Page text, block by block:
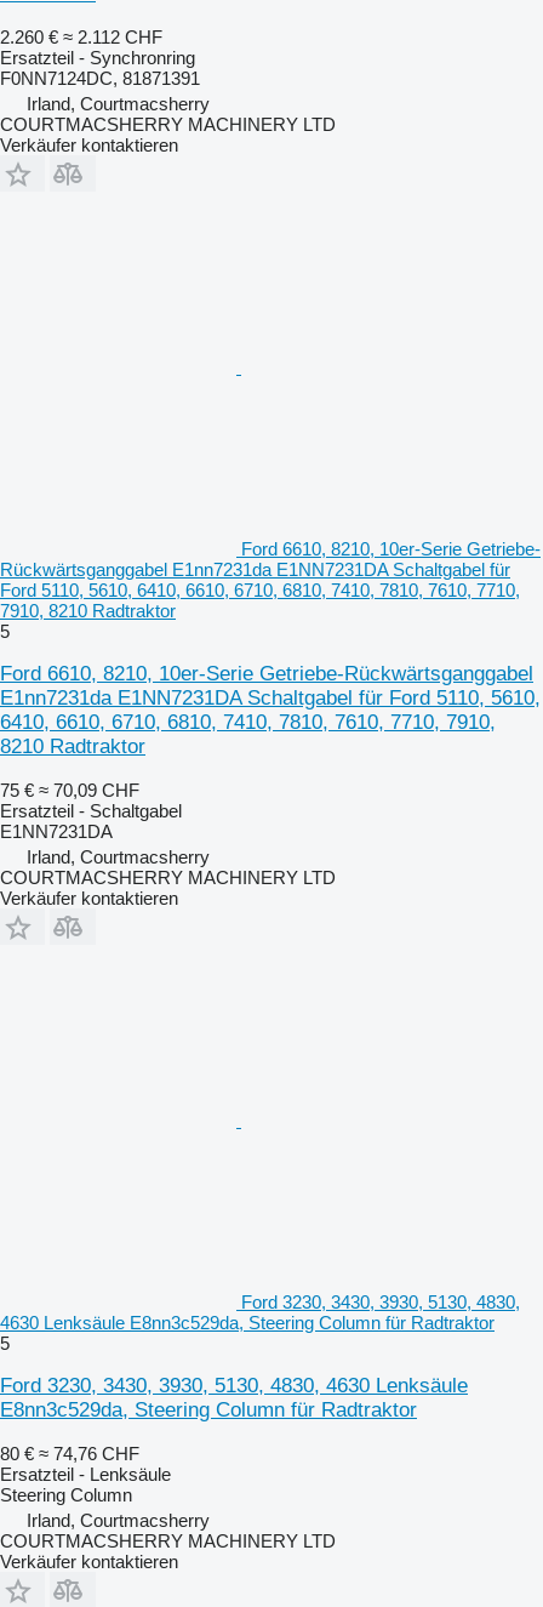
2.260 € ≈ 2.112 CHF
Ersatzteil - Synchronring
F0NN7124DC, 81871391
Irland, Courtmacsherry
COURTMACSHERRY MACHINERY LTD
Verkäufer kontaktieren
Ford 6610, 8210, 10er-Serie Getriebe-
Rückwärtsganggabel E1nn7231da E1NN7231DA Schaltgabel für
Ford 5110, 5610, 6410, 6610, 6710, 6810, 7410, 7810, 7610, 7710,
7910, 8210 Radtraktor
5
Ford 6610, 8210, 10er-Serie Getriebe-Rückwärtsganggabel
E1nn7231da E1NN7231DA Schaltgabel für Ford 5110, 5610,
6410, 6610, 6710, 6810, 7410, 7810, 7610, 7710, 7910,
8210 Radtraktor
75 € ≈ 70,09 CHF
Ersatzteil - Schaltgabel
E1NN7231DA
Irland, Courtmacsherry
COURTMACSHERRY MACHINERY LTD
Verkäufer kontaktieren
Ford 3230, 3430, 3930, 5130, 4830,
4630 Lenksäule E8nn3c529da, Steering Column für Radtraktor
5
Ford 3230, 3430, 3930, 5130, 4830, 4630 Lenksäule
E8nn3c529da, Steering Column für Radtraktor
80 € ≈ 74,76 CHF
Ersatzteil - Lenksäule
Steering Column
Irland, Courtmacsherry
COURTMACSHERRY MACHINERY LTD
Verkäufer kontaktieren